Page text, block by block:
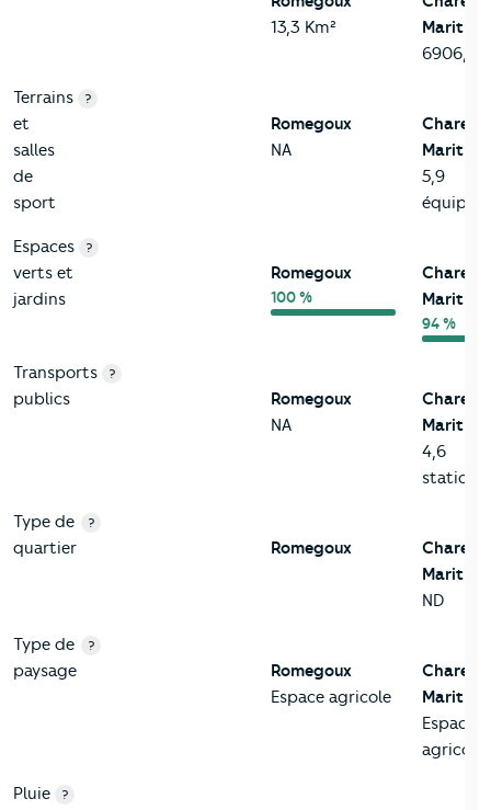
13,3 Km²
Maritime
6906,8
Terrains
et
salles
de
sport
?
Romegoux
NA
Maritime
5,9
équip/
Espaces
verts et
jardins
?
Romegoux
100 %
Maritime
94 %
Transports
publics
?
Romegoux
NA
Maritime
4,6
station/
Type de
quartier
?
Romegoux
Maritime
ND
Type de
paysage
?
Romegoux
Espace agricole
Maritime
Espace
agricole
Pluie ?